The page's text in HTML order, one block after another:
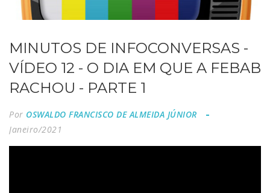
MINUTOS DE INFOCONVERSAS -
VÍDEO 12 - O DIA EM QUE A FEBAB
RACHOU - PARTE 1
Por OSWALDO FRANCISCO DE ALMEIDA JÚNIOR
Janeiro/2021